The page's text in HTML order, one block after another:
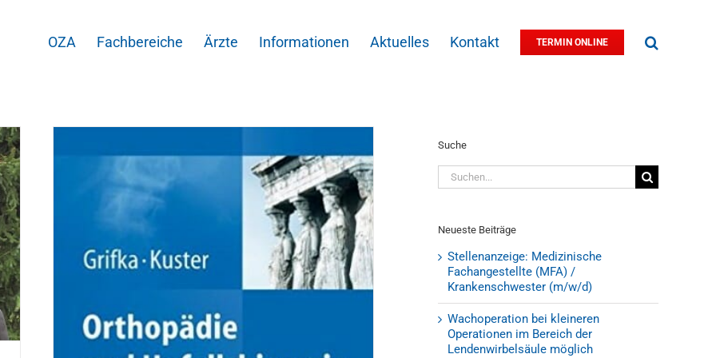
OZA Fachbereiche Ärzte Informationen Aktuelles Kontakt TERMIN ONLINE
Suche
Suche
nach:
Neueste Beiträge
Stellenanzeige: Medizinische
Fachangestellte (MFA) /
Krankenschwester (m/w/d)
Wachoperation bei kleineren
Operationen im Bereich der
Lendenwirbelsäule möglich